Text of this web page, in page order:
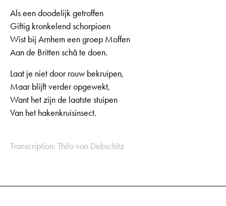
Als een doodelijk getroffen
Giftig kronkelend schorpioen
Wist bij Arnhem een groep Moffen
Aan de Britten schâ te doen.
Laat je niet door rouw bekruipen,
Maar blijft verder opgewekt,
Want het zijn de laatste stuipen
Van het hakenkruisinsect.
Transcription: Thilo von Debschitz